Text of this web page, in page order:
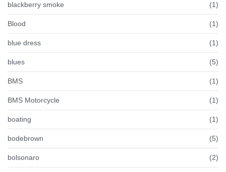
blackberry smoke (1)
Blood (1)
blue dress (1)
blues (5)
BMS (1)
BMS Motorcycle (1)
boating (1)
bodebrown (5)
bolsonaro (2)